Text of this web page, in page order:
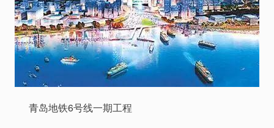
青岛地铁6号线一期工程